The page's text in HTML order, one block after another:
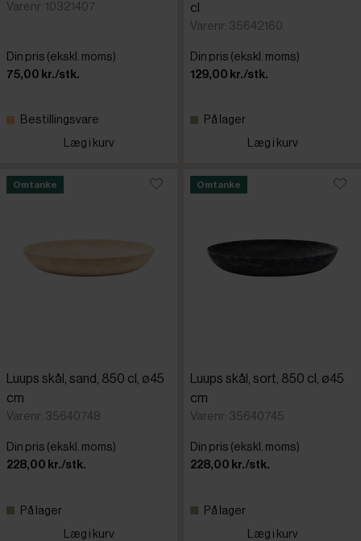
Bonna
Cambro
Varenr: 10321407
Din pris (ekskl. moms)
75,00 kr./stk.
Bestillingsvare
Læg i kurv
cl
Varenr: 35642160
Din pris (ekskl. moms)
129,00 kr./stk.
På lager
Læg i kurv
Omtanke
Luups skål, sand, 850 cl, ø45
cm
Varenr: 35640748
Din pris (ekskl. moms)
228,00 kr./stk.
På lager
Læg i kurv
Omtanke
Luups skål, sort, 850 cl, ø45
cm
Varenr: 35640745
Din pris (ekskl. moms)
228,00 kr./stk.
På lager
Læg i kurv